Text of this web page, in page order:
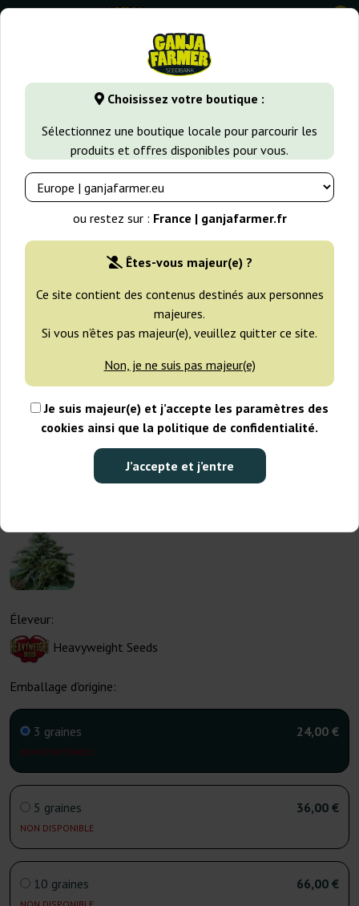
Choisissez votre boutique :
Sélectionnez une boutique locale pour parcourir les
produits et offres disponibles pour vous.
ou restez sur : France | ganjafarmer.fr
Êtes-vous majeur(e) ?
Ce site contient des contenus destinés aux personnes
majeures.
Si vous n’êtes pas majeur(e), veuillez quitter ce site.
Non, je ne suis pas majeur(e)
Je suis majeur(e) et j’accepte les paramètres des
cookies ainsi que la politique de confidentialité.
J’accepte et j’entre
0
GanjaFarmer.fr Variétés de Cannabis OG Kush Superb
Éleveur:
Heavyweight Seeds
Emballage d'origine:
3 graines
NON DISPONIBLE
24,00 €
5 graines
NON DISPONIBLE
36,00 €
10 graines 66,00 €